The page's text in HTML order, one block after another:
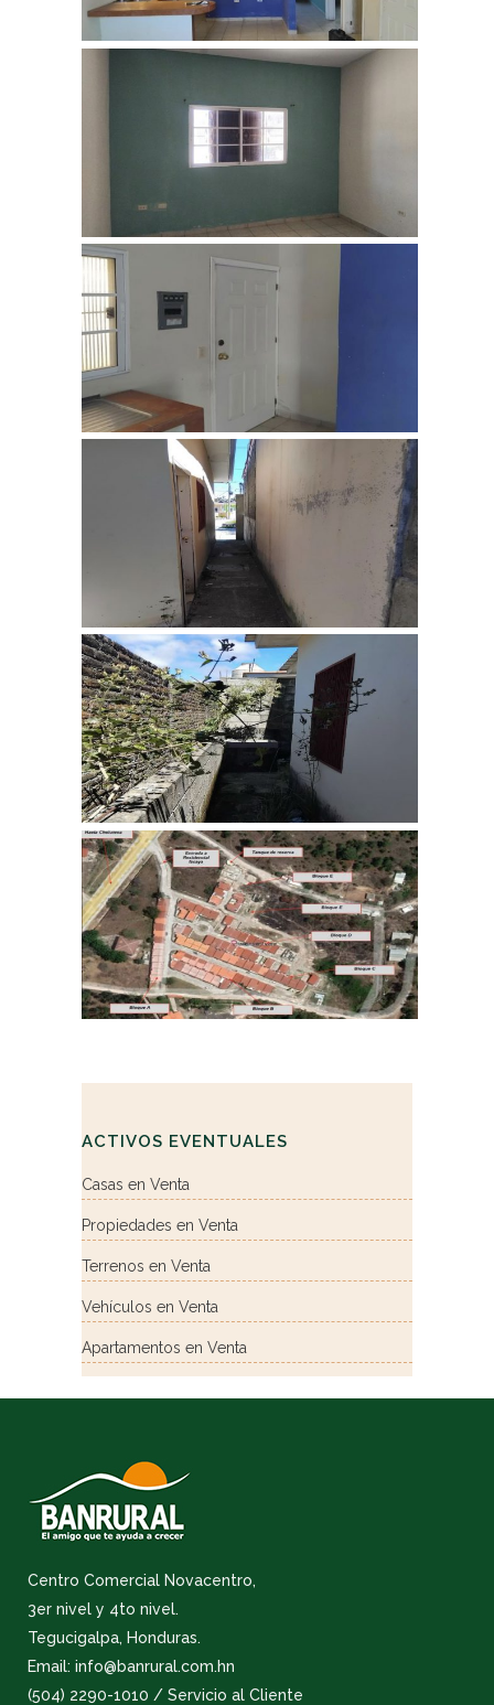
ACTIVOS EVENTUALES
Casas en Venta
Propiedades en Venta
Terrenos en Venta
Vehículos en Venta
Apartamentos en Venta
Centro Comercial Novacentro,
3er nivel y 4to nivel.
Tegucigalpa, Honduras.
Email: info@banrural.com.hn
(504) 2290-1010 / Servicio al Cliente